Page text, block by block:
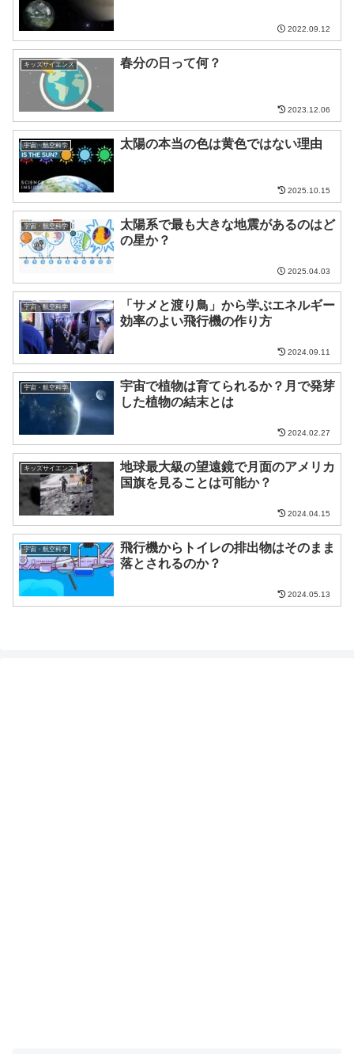
2022.09.12
キッズサイエンス 春分の日って何？
2023.12.06
宇宙・航空科学 太陽の本当の色は黄色ではない理由
2025.10.15
宇宙・航空科学
太陽系で最も大きな地震があるのはど
の星か？
2025.04.03
宇宙・航空科学
「サメと渡り鳥」から学ぶエネルギー
効率のよい飛行機の作り方
2024.09.11
宇宙・航空科学
宇宙で植物は育てられるか？月で発芽
した植物の結末とは
2024.02.27
キッズサイエンス
地球最大級の望遠鏡で月面のアメリカ
国旗を見ることは可能か？
2024.04.15
宇宙・航空科学
飛行機からトイレの排出物はそのまま
落とされるのか？
2024.05.13